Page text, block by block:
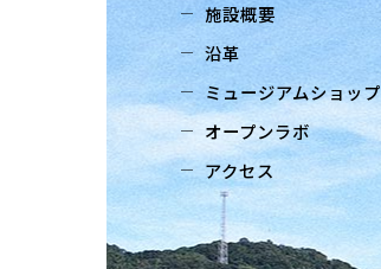
施設概要
沿革
ミュージアムショップ
オープンラボ
アクセス